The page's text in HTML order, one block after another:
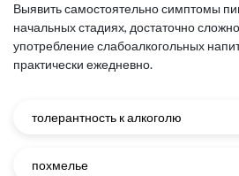
Выявить самостоятельно симптомы
начальных стадиях, достаточно
употребление слабоалкогольных
практически ежедневно.
толерантность к алкоголю
похмелье